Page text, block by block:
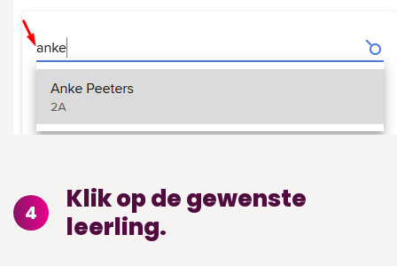
4
Klik op de gewenste
leerling.